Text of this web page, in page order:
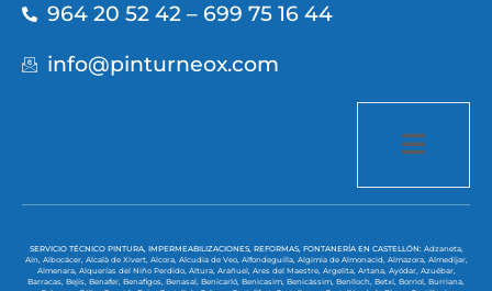
964 20 52 42 – 699 75 16 44
info@pinturneox.com
SERVICIO TÉCNICO PINTURA, IMPERMEABILIZACIONES, REFORMAS, FONTANERÍA EN CASTELLÓN: Adzaneta,
Aín, Albocácer, Alcalà de Xivert, Alcora, Alcudia de Veo, Alfondeguilla, Algimia de Almonacid, Almazora, Almedíjar,
Almenara, Alquerías del Niño Perdido, Altura, Arañuel, Ares del Maestre, Argelita, Artana, Ayódar, Azuébar,
Barracas, Bejís, Benafer, Benafigos, Benasal, Benicarló, Benicasim, Benicàssim, Benlloch, Betxí, Borriol, Burriana,